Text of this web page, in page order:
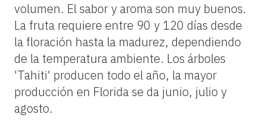
volumen. El sabor y aroma son muy buenos.
La fruta requiere entre 90 y 120 días desde
la floración hasta la madurez, dependiendo
de la temperatura ambiente. Los árboles
'Tahiti' producen todo el año, la mayor
producción en Florida se da junio, julio y
agosto.